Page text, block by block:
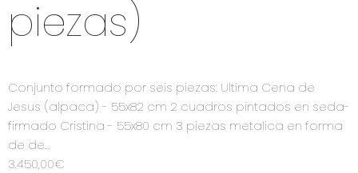
piezas)
Conjunto formado por seis piezas: Ultima Cena de
Jesus (alpaca) - 55x82 cm 2 cuadros pintados en seda-
firmado Cristina - 55x80 cm 3 piezas metalica en forma
de de…
3.450,00€